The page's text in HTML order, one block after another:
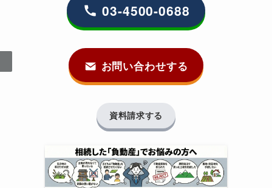
03-4500-0688
お問い合わせする
資料請求する